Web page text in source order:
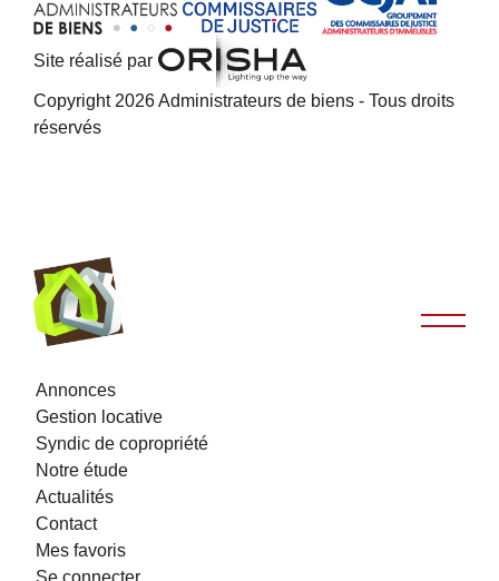
Site réalisé par
Copyright 2026 Administrateurs de biens - Tous droits
réservés
Annonces
Gestion locative
Syndic de copropriété
Notre étude
Actualités
Contact
Mes favoris
Se connecter